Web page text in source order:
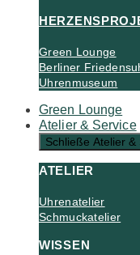
Green Lounge
Berliner
Uhrenmuseum
Green Lounge
Atelier & Service
Schließe Atelier &
ATELIER
Uhrenatelier
Schmuckatelier
WISSEN